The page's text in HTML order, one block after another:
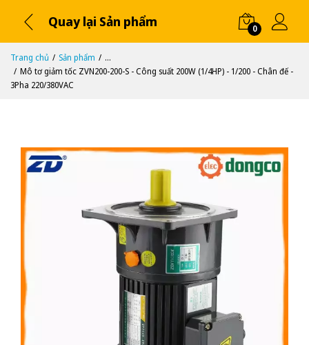
Quay lại Sản phẩm 0
Trang chủ Sản phẩm
...
Mô tơ giảm tốc ZVN200-200-S - Công suất 200W (1/4HP) - 1/200 - Chân đế -
3Pha 220/380VAC